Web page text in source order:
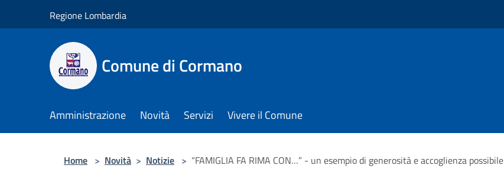
Regione Lombardia
Comune di Cormano
Amministrazione Novità Servizi Vivere il Comune
Home > Novità > Notizie > “FAMIGLIA FA RIMA CON…” - un esempio di generosità e accoglienza possibile